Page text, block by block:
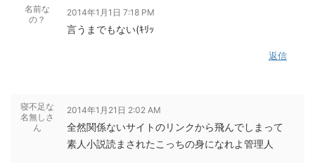
名前な
の？
2014年1月1日 7:18 PM
言うまでもない(ｷﾘｯ
返信
寝不足な
名無しさ
ん
2014年1月21日 2:02 AM
全然関係ないサイトのリンクから飛んでしまって
素人小説読まされたこっちの身になれよ管理人